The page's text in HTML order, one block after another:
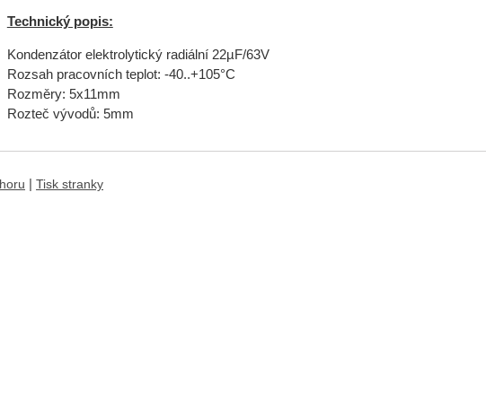
Technický popis:
Kondenzátor elektrolytický radiální 22µF/63V
Rozsah pracovních teplot: -40..+105°C
Rozměry: 5x11mm
Rozteč vývodů: 5mm
Tisk stranky